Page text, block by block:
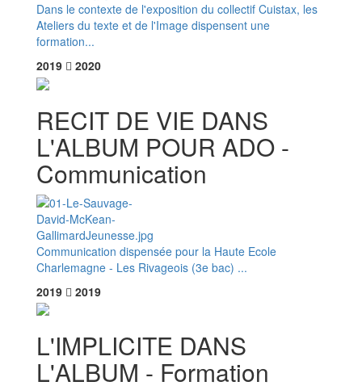
Dans le contexte de l'exposition du collectif Cuistax, les
Ateliers du texte et de l'Image dispensent une
formation...
2019
2020
RECIT DE VIE DANS
L'ALBUM POUR ADO -
Communication
Communication dispensée pour la Haute Ecole
Charlemagne - Les Rivageois (3e bac) ...
2019
2019
L'IMPLICITE DANS
L'ALBUM - Formation